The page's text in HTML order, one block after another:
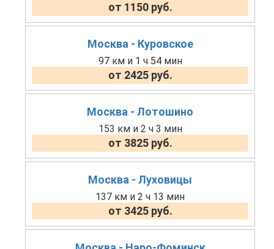
от 1150 руб.
Москва - Куровское
97 км и 1 ч 54 мин
от 2425 руб.
Москва - Лотошино
153 км и 2 ч 3 мин
от 3825 руб.
Москва - Луховицы
137 км и 2 ч 13 мин
от 3425 руб.